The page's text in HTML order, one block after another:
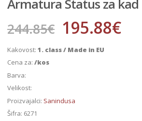
Armatura Status za
244.85€ 195.88€
Kakovost: 1. class / Made in EU
Cena za: /kos
Barva:
Velikost:
Proizvajalci: Sanindusa
Šifra: 6271